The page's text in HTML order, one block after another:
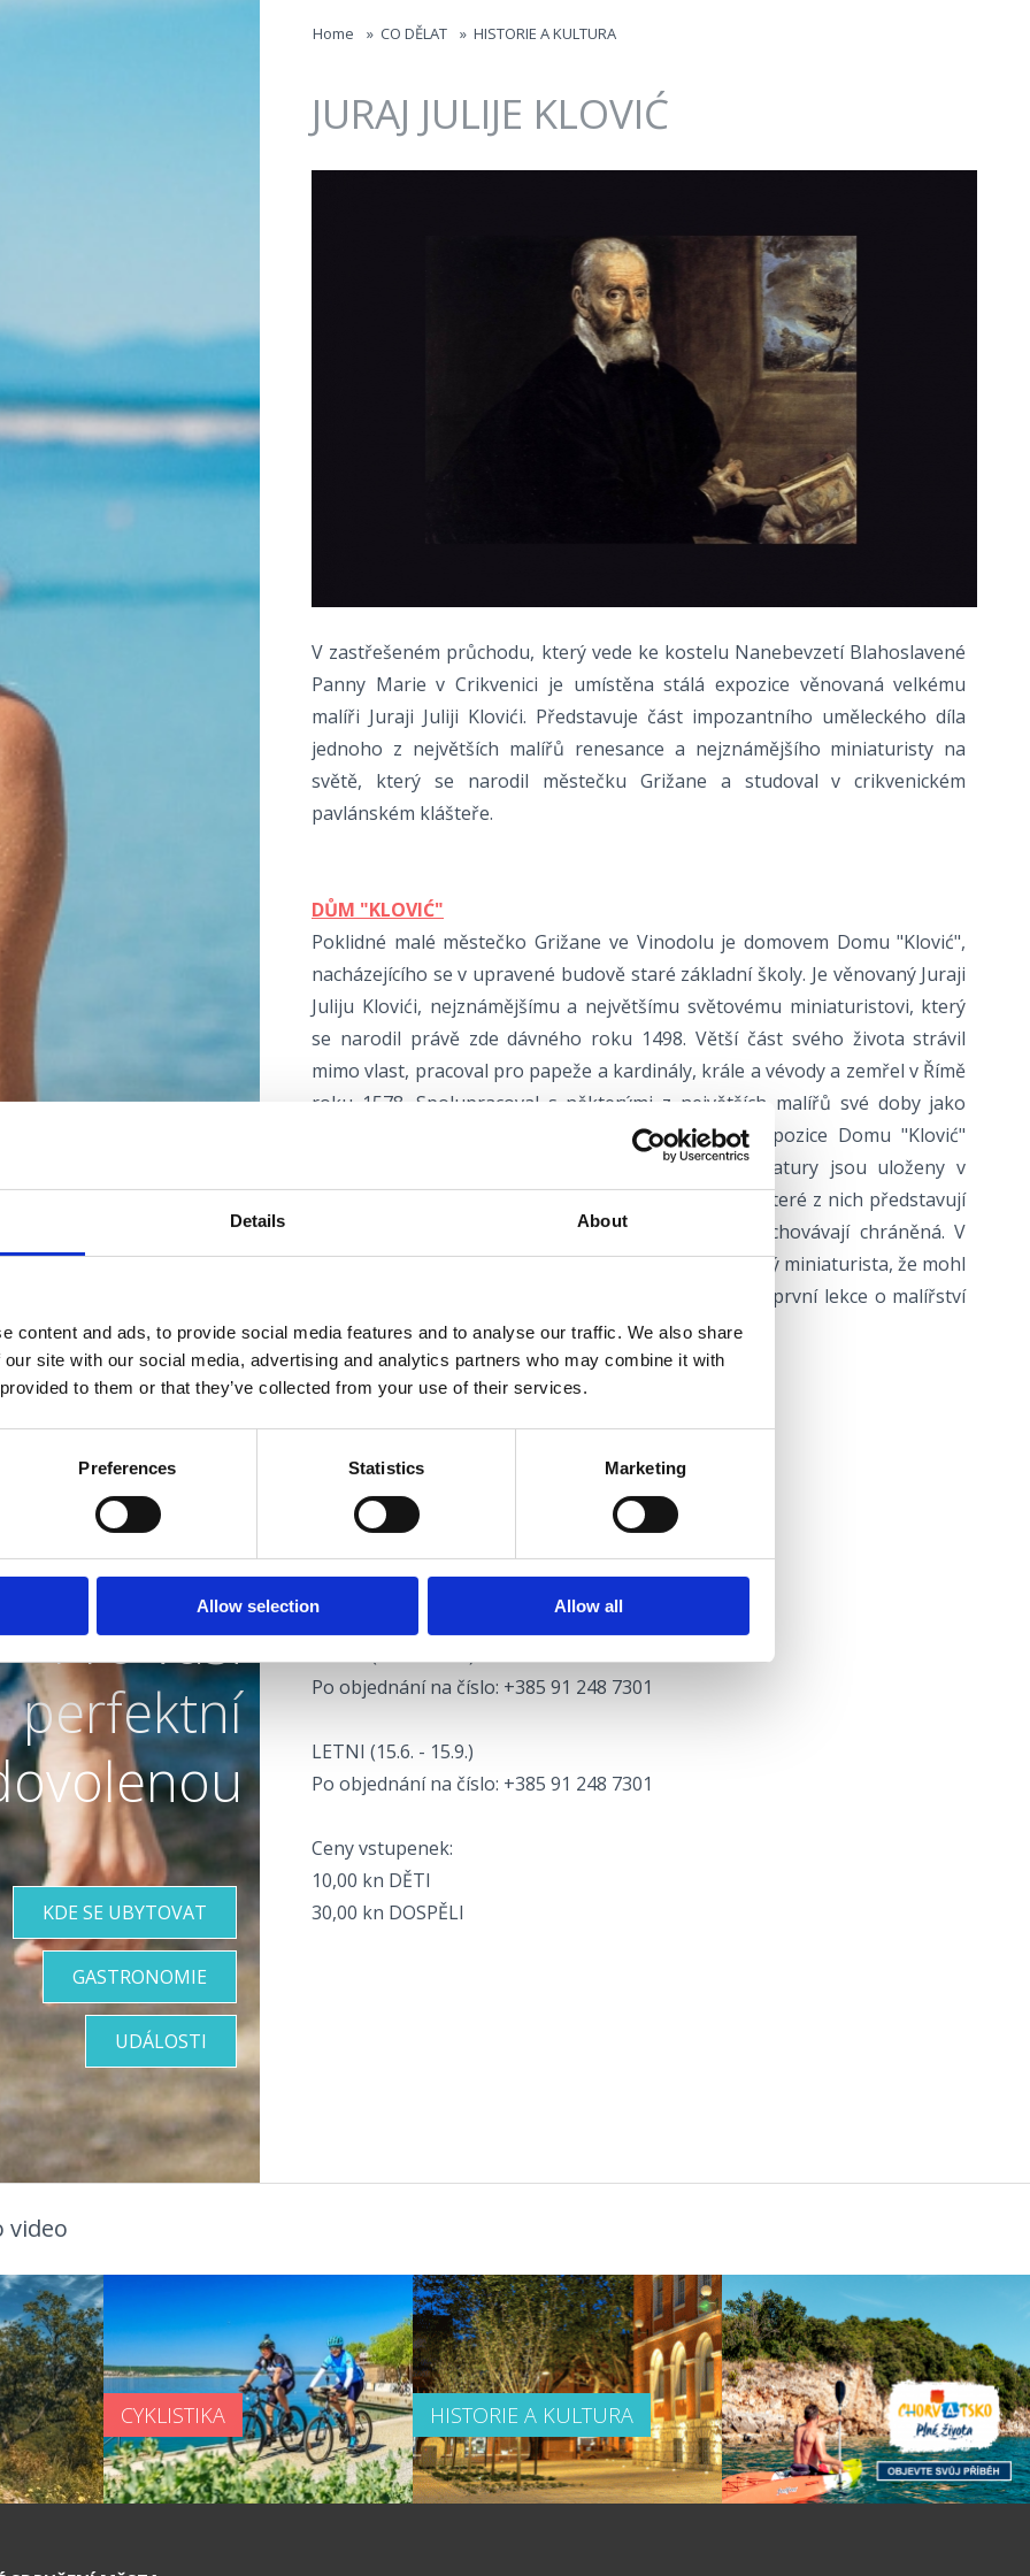
Details About
content and ads, to provide social media features and to analyse our traffic. We also share
site with our social media, advertising and analytics partners who may combine it with
to them or that they’ve collected from your use of their services.
Preferences Statistics Marketing
Allow selection Allow all
Home » CO DĚLAT » HISTORIE A KULTURA
JURAJ JULIJE KLOVIĆ
V zastřešeném průchodu, který vede ke kostelu Nanebevzetí Blahoslavené
Panny Marie v Crikvenici je umístěna stálá expozice věnovaná velkému
malíři Juraji Juliji Klovići. Představuje část impozantního uměleckého díla
jednoho z největších malířů renesance a nejznámějšího miniaturisty na
světě, který se narodil městečku Grižane a studoval v crikvenickém
pavlánském klášteře.
DŮM "KLOVIĆ"
Poklidné malé městečko Grižane ve Vinodolu je domovem Domu "Klović",
nacházejícího se v upravené budově staré základní školy. Je věnovaný Juraji
Juliju Klovići, nejznámějšímu a největšímu světovému miniaturistovi, který
se narodil právě zde dávného roku 1498. Větší část svého života strávil
mimo vlast, pracoval pro papeže a kardinály, krále a vévody a zemřel v Římě
roku 1578. Spolupracoval s některými z největších malířů své doby jako
Michelangelo, Vasari a El Greco. Stálá výstavní expozice Domu "Klović"
zahrnuje repliky Klovićových prací (originální miniatury jsou uloženy v
muzeích, galeriích a archivech po celém světě), a některé z nich představují
díla, která jinak není možné spatřit, protože se uchovávají chráněná. V
národním vyprávění se traduje, že Klović byl tak skvělý miniaturista, že mohl
na nehtu palce namalovat celou "Poslední večeři", a první lekce o malířství
dostal v někdejším crikvenickém pavlánském klášteře.
Info:
Grižane 45, Grižane
+385 51 248 730, +385 91 248 7301
info@tz-vinodol.hr
Po objednání na číslo: +385 91 248 7301
LETNI (15.6. - 15.9.)
Po objednání na číslo: +385 91 248 7301
Ceny vstupenek:
10,00 kn DĚTI
30,00 kn DOSPĚLI
Pro vaši
perfektní
KDE SE UBYTOVAT
GASTRONOMIE
UDÁLOSTI
video
CYKLISTIKA HISTORIE A KULTURA